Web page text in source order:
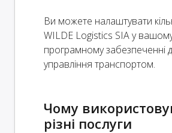
Ви можете налаштувати
WILDE Logistics SIA у
програмному забезпеченні
управління транспортом.
Чому
різні послуги